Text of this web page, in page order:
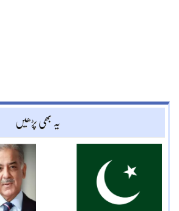
یہ بھی پڑھیں